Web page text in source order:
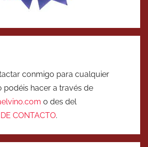
conmigo para cualquier
podéis hacer a través de
o des del
CONTACTO.